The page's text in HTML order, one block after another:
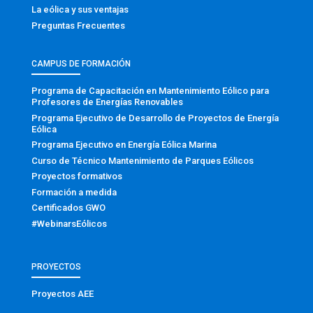
La eólica y sus ventajas
Preguntas Frecuentes
CAMPUS DE FORMACIÓN
Programa de Capacitación en Mantenimiento Eólico para
Profesores de Energías Renovables
Programa Ejecutivo de Desarrollo de Proyectos de Energía
Eólica
Programa Ejecutivo en Energía Eólica Marina
Curso de Técnico Mantenimiento de Parques Eólicos
Proyectos formativos
Formación a medida
Certificados GWO
#WebinarsEólicos
PROYECTOS
Proyectos AEE